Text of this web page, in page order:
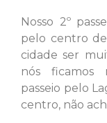
Nosso 2º
pelo centro
cidade ser
nós ficamos
passeio pelo
centro, não